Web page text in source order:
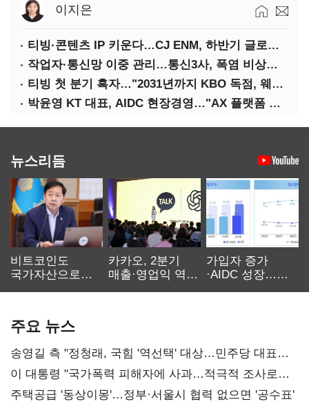
이지은
티빙·콘텐츠 IP 키운다…CJ ENM, 하반기 글로벌 확장 가속
작업자·통신망 이중 관리…통신3사, 폭염 비상대응 돌입
티빙 첫 분기 흑자…"2031년까지 KBO 독점, 웨이브 합병도 속도"
박윤영 KT 대표, AIDC 현장경영…"AX 플랫폼 핵심 인프라로 키운다"
뉴스리듬
비트코인도
국가자산으로…'
카카오, 2분기
매출·영업익 역대
가입자 증가
·AIDC 성장…
주요 뉴스
송영길 측 "정청래, 국힘 '역선택' 대상…민주당 대표로
총선 지휘 못해"
이 대통령 "국가폭력 피해자에 사과…적극적 조사로
진실 밝혀야"
주택공급 '동상이몽'…정부·서울시 협력 없으면 '공수표'